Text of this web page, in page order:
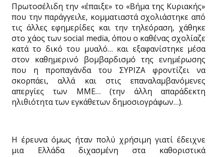
Πρωτοσέλιδη την «έπαιξε» το «Βήμα της Κυριακής»
που την παράγγειλε, κομματιαστά σχολιάστηκε από
τις άλλες εφημερίδες και την τηλεόραση, χάθηκε
στο χάος των social media, όπου ο καθένας σχολίαζε
κατά το δικό του μυαλό… και εξαφανίστηκε μέσα
στον καθημερινό βομβαρδισμό της ενημέρωσης
που η προπαγάνδα του ΣΥΡΙΖΑ φροντίζει να
σκορπάει, αλλά και στις επαναλαμβανόμενες
απεργίες των ΜΜΕ… (την άλλη απαράδεκτη
ηλιθιότητα των εγκάθετων δημοσιογράφων…).
Η έρευνα όμως ήταν πολύ χρήσιμη γιατί έδειχνε
μια Ελλάδα διχασμένη στα καθοριστικά